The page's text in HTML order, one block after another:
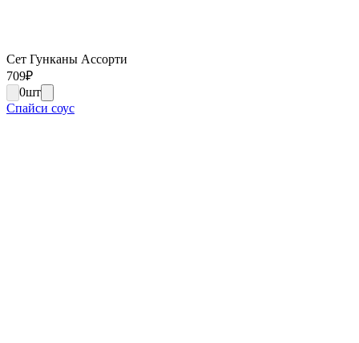
Сет Гунканы Ассорти
709₽
0шт
Спайси соус